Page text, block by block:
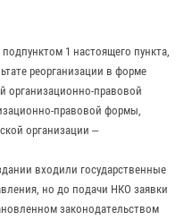
1 настоящего пункта,
реорганизации в форме
организационно-правовой
правовой формы,
организации –
входили государственные
но до подачи НКО заявки
законодательством